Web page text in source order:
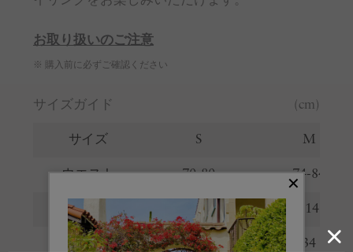
お取り扱いのご注意
※ 購入前に必ずご確認ください
サイズガイド (cm)
サイズ S M
ウエスト 70-80 74-84
ヒップ 106 114
股上 33 34